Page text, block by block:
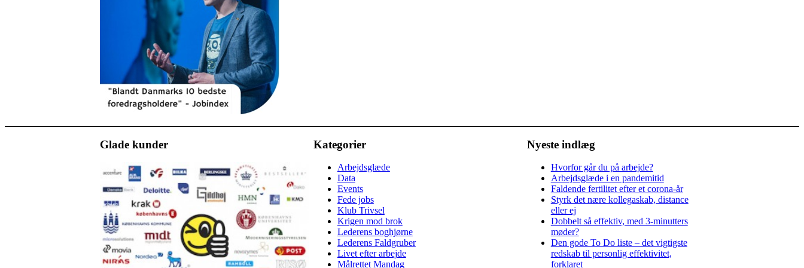
Glade kunder Kategorier
Arbejdsglæde
Data
Events
Fede jobs
Klub Trivsel
Krigen mod brok
Lederens boghjørne
Lederens Faldgruber
Livet efter arbejde
Målrettet Mandag
Nyeste indlæg
Hvorfor går du på arbejde?
Arbejdsglæde i en pandemitid
Faldende fertilitet efter et corona-år
Styrk det nære kollegaskab, distance
eller ej
Dobbelt så effektiv, med 3-minutters
møder?
Den gode To Do liste – det vigtigste
redskab til personlig effektivitet,
forklaret